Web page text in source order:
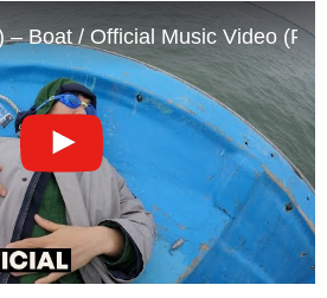
– Boat / Official Music Video